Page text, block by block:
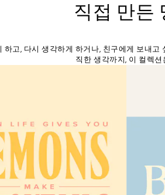
직접 만든
고, 다시 생각하게 하거나, 친구에게 보내
직한 생각까지, 이 컬렉